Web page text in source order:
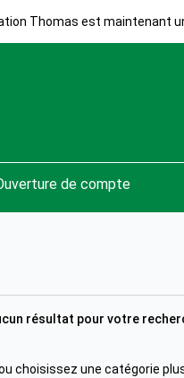
Thomas est maintenant
de compte
résultat pour votre
choisissez une catégorie